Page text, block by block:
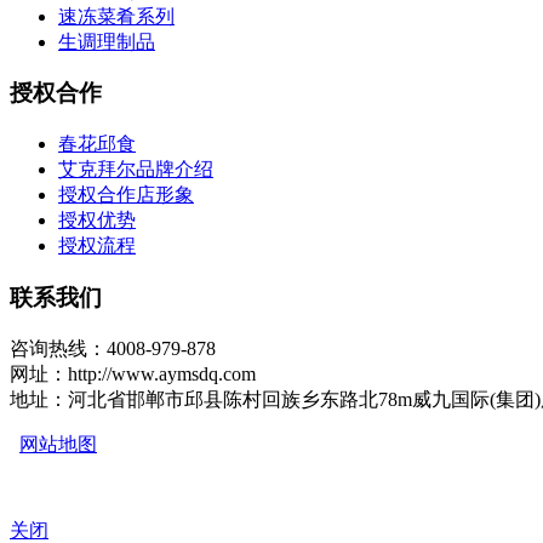
速冻菜肴系列
生调理制品
授权合作
春花邱食
艾克拜尔品牌介绍
授权合作店形象
授权优势
授权流程
联系我们
咨询热线：4008-979-878
网址：http://www.aymsdq.com
地址：河北省邯郸市邱县陈村回族乡东路北78m威九国际(集团
网站地图
关闭